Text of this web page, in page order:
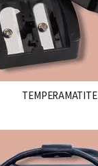
TEMPERAMATITE